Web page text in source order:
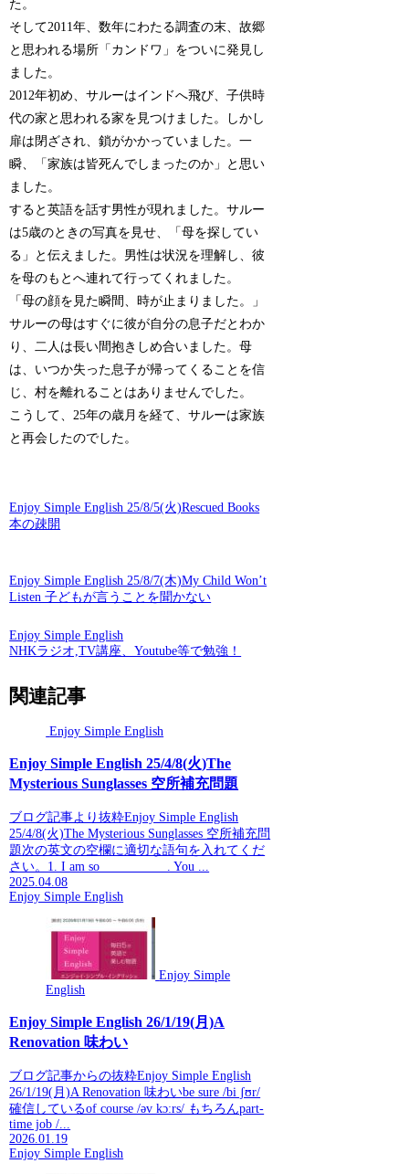
た。
そして2011年、数年にわたる調査の末、故郷
と思われる場所「カンドワ」をついに発見し
ました。
2012年初め、サルーはインドへ飛び、子供時
代の家と思われる家を見つけました。しかし
扉は閉ざされ、鎖がかかっていました。一
瞬、「家族は皆死んでしまったのか」と思い
ました。
すると英語を話す男性が現れました。サルー
は5歳のときの写真を見せ、「母を探してい
る」と伝えました。男性は状況を理解し、彼
を母のもとへ連れて行ってくれました。
「母の顔を見た瞬間、時が止まりました。」
サルーの母はすぐに彼が自分の息子だとわか
り、二人は長い間抱きしめ合いました。母
は、いつか失った息子が帰ってくることを信
じ、村を離れることはありませんでした。
こうして、25年の歳月を経て、サルーは家族
と再会したのでした。
Enjoy Simple English 25/8/5(火)Rescued Books
本の疎開
Enjoy Simple English 25/8/7(木)My Child Won’t
Listen 子どもが言うことを聞かない
Enjoy Simple English
NHKラジオ,TV講座、Youtube等で勉強！
関連記事
Enjoy Simple English
Enjoy Simple English 25/4/8(火)The
Mysterious Sunglasses 空所補充問題
ブログ記事より抜粋Enjoy Simple English
25/4/8(火)The Mysterious Sunglasses 空所補充問
題次の英文の空欄に適切な語句を入れてくだ
さい。1. I am so __________. You ...
2025.04.08
Enjoy Simple English
Enjoy Simple
English
Enjoy Simple English 26/1/19(月)A
Renovation 味わい
ブログ記事からの抜粋Enjoy Simple English
26/1/19(月)A Renovation 味わいbe sure /bi ʃʊr/
確信しているof course /əv kɔːrs/ もちろんpart-
time job /...
2026.01.19
Enjoy Simple English